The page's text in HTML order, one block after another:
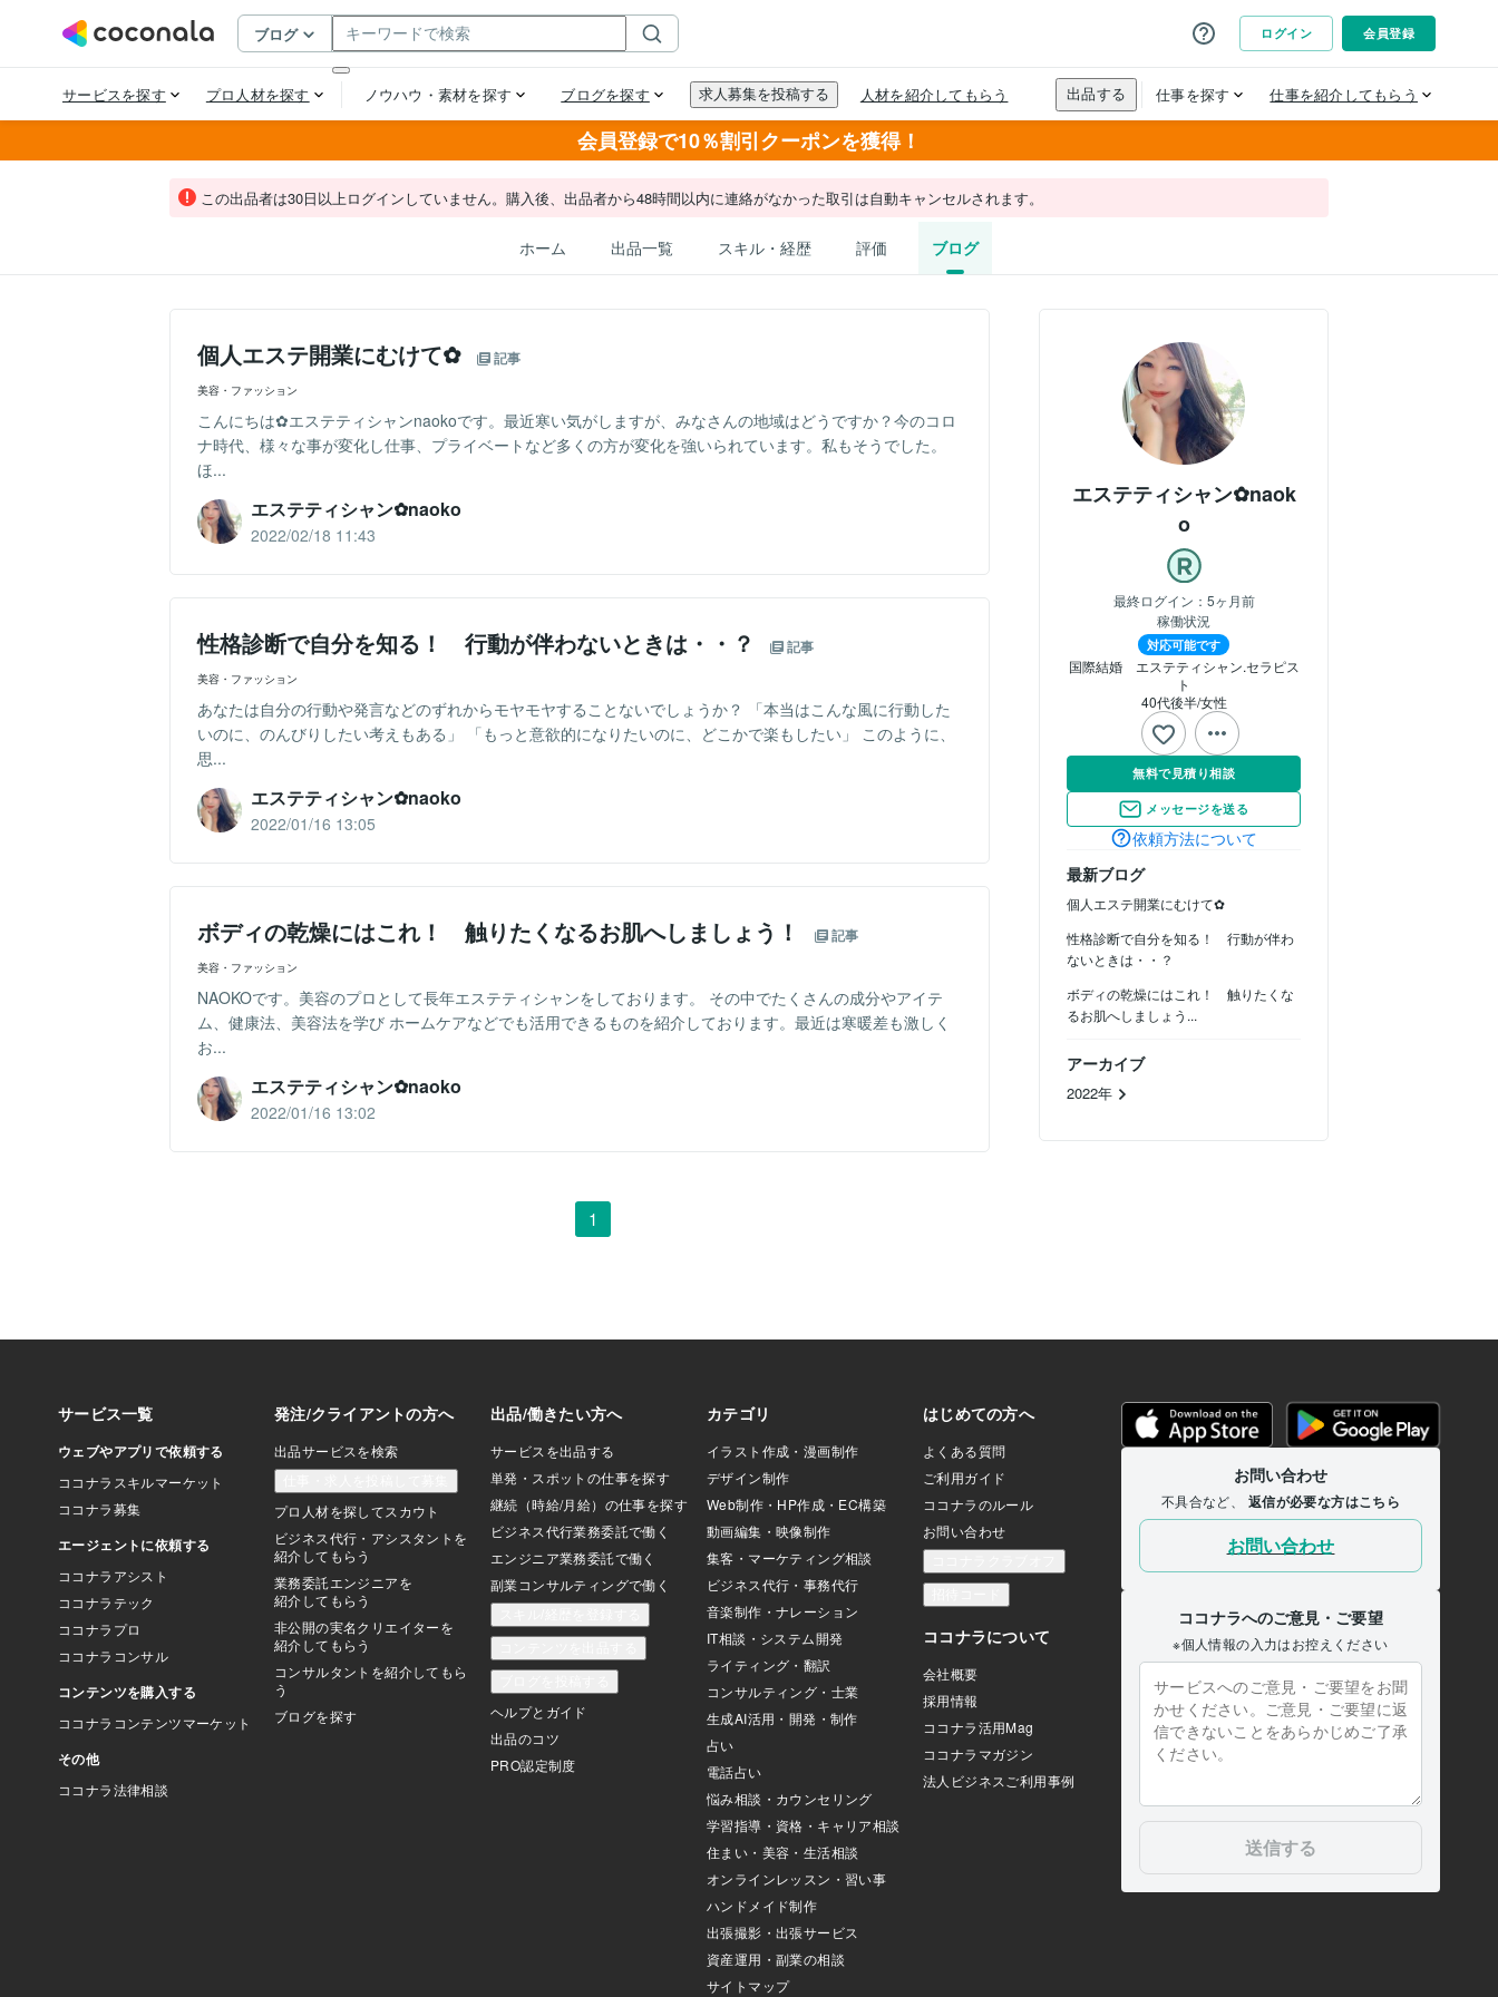
会員登録で10％割引クーポンを獲得！
この出品者は30日以上ログインしていません。購入後、出品者から48時間以内に連絡がなかった取引は自動キャンセルされます。
ホーム 出品一覧 スキル・経歴 評価 ブログ
エステティシャン✿naok
o
最終ログイン： 5ヶ月前
稼働状況
対応可能です
国際結婚　エステティシャン.セラピス
ト
40代後半女性
無料で見積り相談
メッセージを送る
依頼方法について
最新ブログ
個人エステ開業にむけて✿
性格診断で自分を知る！ 行動が伴わ
ないときは・・？
ボディの乾燥にはこれ！ 触りたくな
るお肌へしましょう...
アーカイブ
2022年
個人エステ開業にむけて✿ 記事
美容・ファッション
こんにちは✿エステティシャンnaokoです。最近寒い気がしますが、みなさんの地域はどうですか？今のコロ
ナ時代、様々な事が変化し仕事、プライベートなど多くの方が変化を強いられています。私もそうでした。
ほ...
エステティシャン✿naoko
2022/02/18 11:43
性格診断で自分を知る！ 行動が伴わないときは・・？ 記事
美容・ファッション
あなたは自分の行動や発言などのずれからモヤモヤすることないでしょうか？ 「本当はこんな風に行動した
いのに、のんびりしたい考えもある」 「もっと意欲的になりたいのに、どこかで楽もしたい」 このように、
思...
エステティシャン✿naoko
2022/01/16 13:05
ボディの乾燥にはこれ！ 触りたくなるお肌へしましょう！ 記事
美容・ファッション
NAOKOです。美容のプロとして長年エステティシャンをしております。 その中でたくさんの成分やアイテ
ム、健康法、美容法を学び ホームケアなどでも活用できるものを紹介しております。最近は寒暖差も激しく
お...
エステティシャン✿naoko
2022/01/16 13:02
1